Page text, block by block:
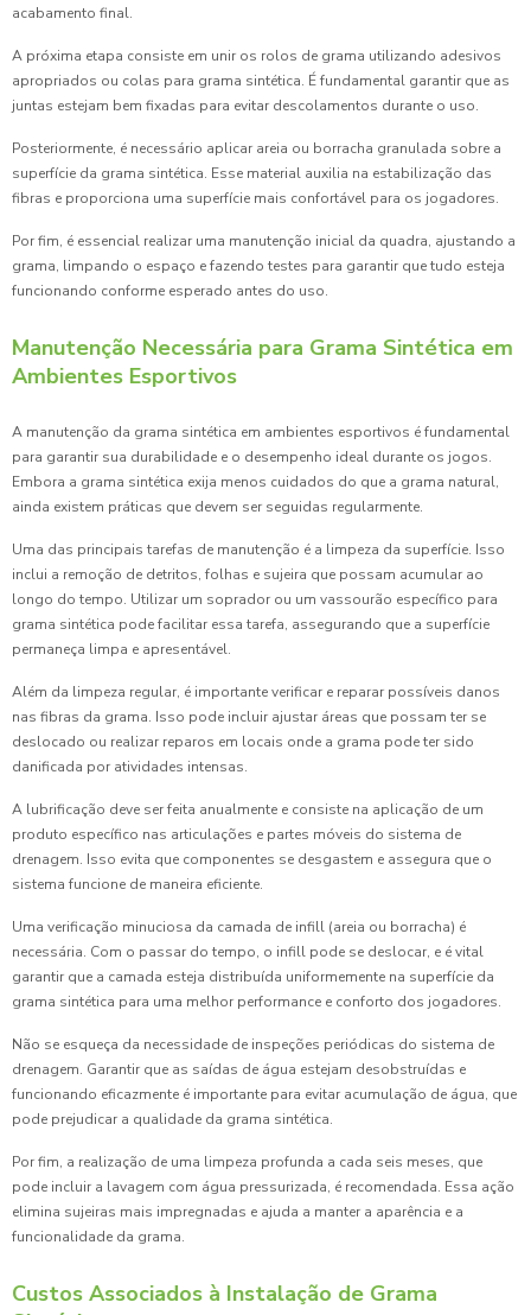
acabamento final.
A próxima etapa consiste em unir os rolos de grama utilizando adesivos
apropriados ou colas para grama sintética. É fundamental garantir que as
juntas estejam bem fixadas para evitar descolamentos durante o uso.
Posteriormente, é necessário aplicar areia ou borracha granulada sobre a
superfície da grama sintética. Esse material auxilia na estabilização das
fibras e proporciona uma superfície mais confortável para os jogadores.
Por fim, é essencial realizar uma manutenção inicial da quadra, ajustando a
grama, limpando o espaço e fazendo testes para garantir que tudo esteja
funcionando conforme esperado antes do uso.
Manutenção Necessária para Grama Sintética em
Ambientes Esportivos
A manutenção da grama sintética em ambientes esportivos é fundamental
para garantir sua durabilidade e o desempenho ideal durante os jogos.
Embora a grama sintética exija menos cuidados do que a grama natural,
ainda existem práticas que devem ser seguidas regularmente.
Uma das principais tarefas de manutenção é a limpeza da superfície. Isso
inclui a remoção de detritos, folhas e sujeira que possam acumular ao
longo do tempo. Utilizar um soprador ou um vassourão específico para
grama sintética pode facilitar essa tarefa, assegurando que a superfície
permaneça limpa e apresentável.
Além da limpeza regular, é importante verificar e reparar possíveis danos
nas fibras da grama. Isso pode incluir ajustar áreas que possam ter se
deslocado ou realizar reparos em locais onde a grama pode ter sido
danificada por atividades intensas.
A lubrificação deve ser feita anualmente e consiste na aplicação de um
produto específico nas articulações e partes móveis do sistema de
drenagem. Isso evita que componentes se desgastem e assegura que o
sistema funcione de maneira eficiente.
Uma verificação minuciosa da camada de infill (areia ou borracha) é
necessária. Com o passar do tempo, o infill pode se deslocar, e é vital
garantir que a camada esteja distribuída uniformemente na superfície da
grama sintética para uma melhor performance e conforto dos jogadores.
Não se esqueça da necessidade de inspeções periódicas do sistema de
drenagem. Garantir que as saídas de água estejam desobstruídas e
funcionando eficazmente é importante para evitar acumulação de água, que
pode prejudicar a qualidade da grama sintética.
Por fim, a realização de uma limpeza profunda a cada seis meses, que
pode incluir a lavagem com água pressurizada, é recomendada. Essa ação
elimina sujeiras mais impregnadas e ajuda a manter a aparência e a
funcionalidade da grama.
Custos Associados à Instalação de Grama